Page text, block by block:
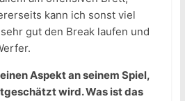
kann ich sonst viel
gut den Break laufen und
Aspekt an seinem Spiel,
wird. Was ist das